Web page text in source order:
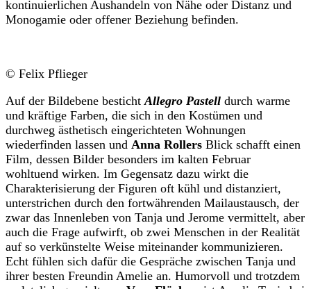
kontinuierlichen Aushandeln von Nähe oder Distanz und
Monogamie oder offener Beziehung befinden.
© Felix Pflieger
Auf der Bildebene bestichtAllegro Pastell durch warme
und kräftige Farben, die sich in den Kostümen und
durchweg ästhetisch eingerichteten Wohnungen
wiederfinden lassen und Anna Rollers Blick schafft einen
Film, dessen Bilder besonders im kalten Februar
wohltuend wirken. Im Gegensatz dazu wirkt die
Charakterisierung der Figuren oft kühl und distanziert,
unterstrichen durch den fortwährenden Mailaustausch, der
zwar das Innenleben von Tanja und Jerome vermittelt, aber
auch die Frage aufwirft, ob zwei Menschen in der Realität
auf so verkünstelte Weise miteinander kommunizieren.
Echt fühlen sich dafür die Gespräche zwischen Tanja und
ihrer besten Freundin Amelie an. Humorvoll und trotzdem